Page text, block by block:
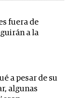
fuera de
a la
a pesar de su
algunas